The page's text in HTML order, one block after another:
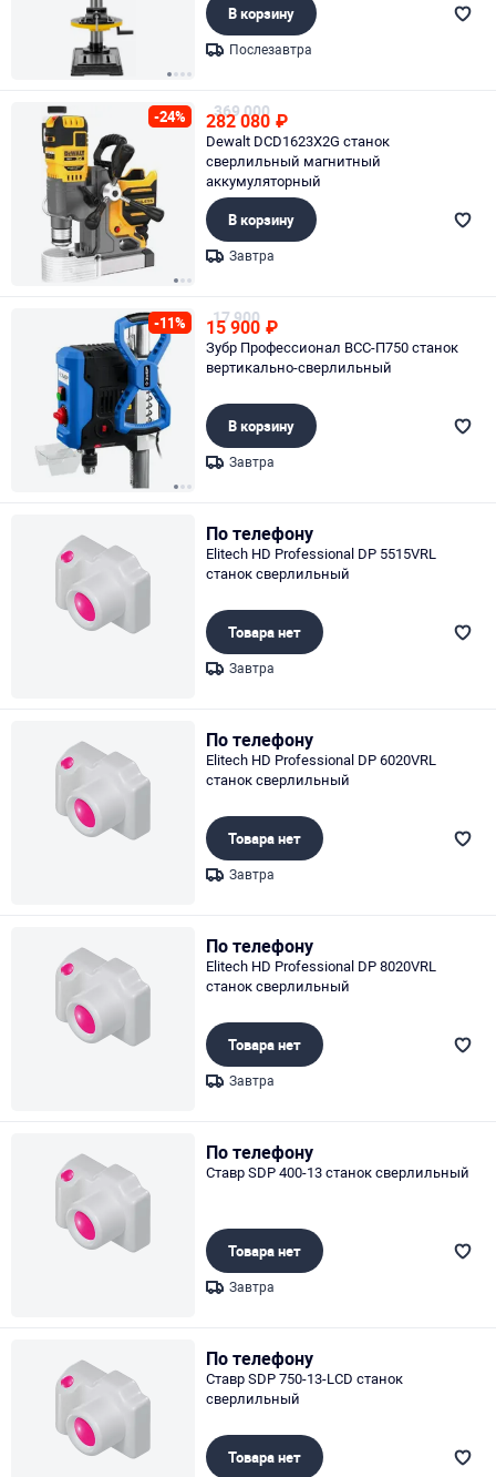
В корзину
Послезавтра
-24% 369 000
282 080 ₽
Dewalt DCD1623X2G станок
сверлильный магнитный
аккумуляторный
В корзину
Завтра
-11% 17 900
15 900 ₽
Зубр Профессионал ВСС-П750 станок
вертикально-сверлильный
В корзину
Завтра
По телефону
Elitech HD Professional DP 5515VRL
станок сверлильный
Товара нет
Завтра
По телефону
Elitech HD Professional DP 6020VRL
станок сверлильный
Товара нет
Завтра
По телефону
Elitech HD Professional DP 8020VRL
станок сверлильный
Товара нет
Завтра
По телефону
Ставр SDP 400-13 станок сверлильный
Товара нет
Завтра
По телефону
Ставр SDP 750-13-LCD станок
сверлильный
Товара нет